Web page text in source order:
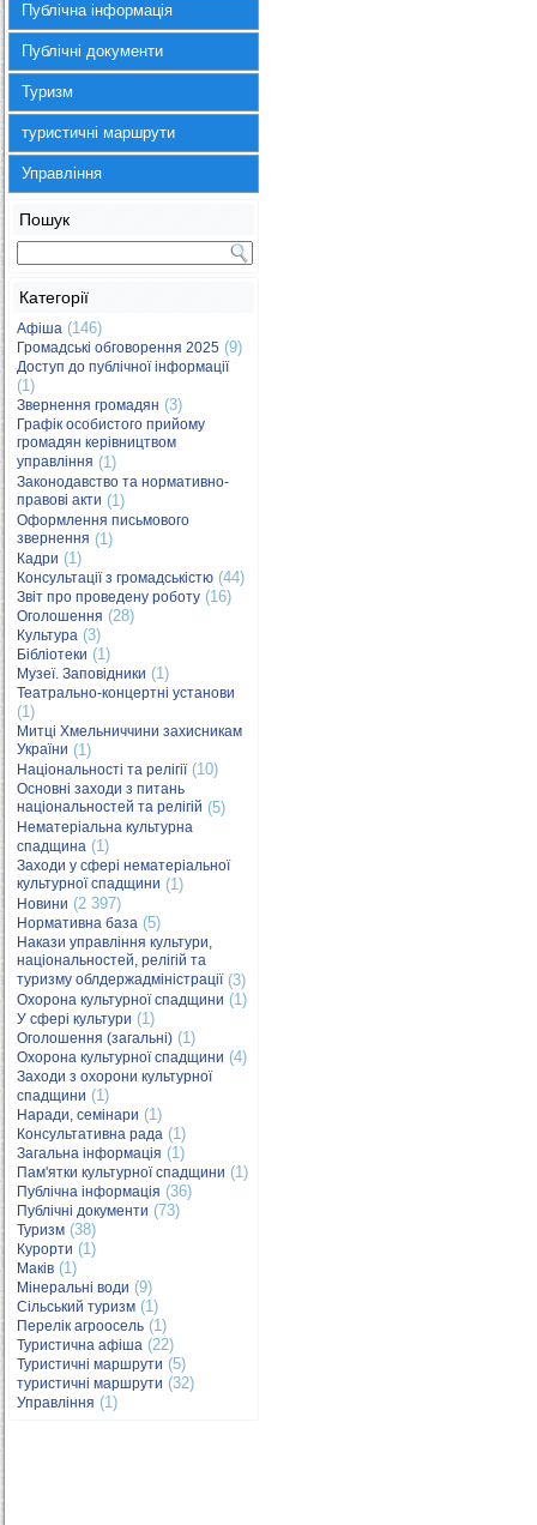
Публічна інформація
Публічні документи
Туризм
туристичні маршрути
Управління
Пошук
Категорії
Афіша (146)
Громадські обговорення 2025 (9)
Доступ до публічної інформації
(1)
Звернення громадян (3)
Графік особистого прийому
громадян керівництвом
управління (1)
Законодавство та нормативно-
правові акти (1)
Оформлення письмового
звернення (1)
Кадри (1)
Консультації з громадськістю (44)
Звіт про проведену роботу (16)
Оголошення (28)
Культура (3)
Бібліотеки (1)
Музеї. Заповідники (1)
Театрально-концертні установи
(1)
Митці Хмельниччини захисникам
України (1)
Національності та релігії(10)
Основні заходи з питань
національностей та релігій (5)
Нематеріальна культурна
спадщина (1)
Заходи у сфері нематеріальної
культурної спадщини (1)
Новини (2 397)
Нормативна база (5)
Накази управління культури,
національностей, релігій та
туризму облдержадміністрації(3)
Охорона культурної спадщини (1)
У сфері культури (1)
Оголошення (загальні) (1)
Охорона культурної спадщини (4)
Заходи з охорони культурної
спадщини (1)
Наради, семінари (1)
Консультативна рада (1)
Загальна інформація (1)
Пам'ятки культурної спадщини (1)
Публічна інформація (36)
Публічні документи (73)
Туризм (38)
Курорти (1)
Маків (1)
Мінеральні води (9)
Сільський туризм (1)
Перелік агроосель (1)
Туристична афіша (22)
Туристичні маршрути (5)
туристичні маршрути (32)
Управління (1)